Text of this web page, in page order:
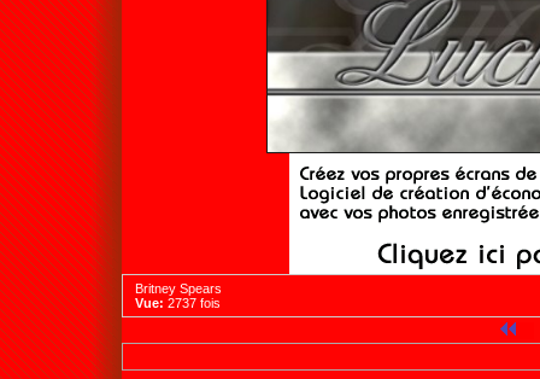
Britney Spears
Vue: 2737 fois